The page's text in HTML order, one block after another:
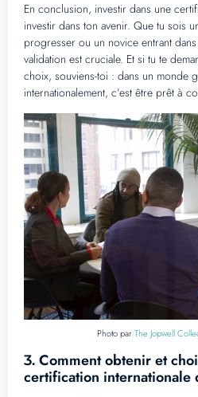
En conclusion, investir dans une
investir dans ton avenir. Que tu sois
progresser ou un novice entrant
validation est cruciale. Et si tu te
choix, souviens-toi : dans un monde
internationalement, c’est être prêt à
Photo parThe Jopwell
3. Comment obtenir et
certification internationale